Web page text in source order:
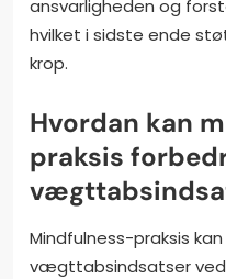
ansvarligheden og
hvilket i sidste ende
krop.
Hvordan kan
praksis
Mindfulness-praksis
vægttabsindsatser